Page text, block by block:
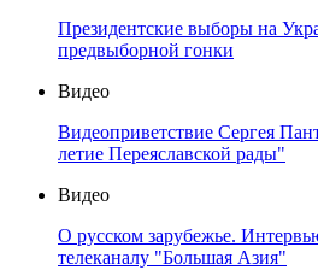
Президентские выборы на
предвыборной гонки
Видео
Видеоприветствие Сергея
летие Переяславской рады"
Видео
О русском зарубежье.
телеканалу "Большая Азия"